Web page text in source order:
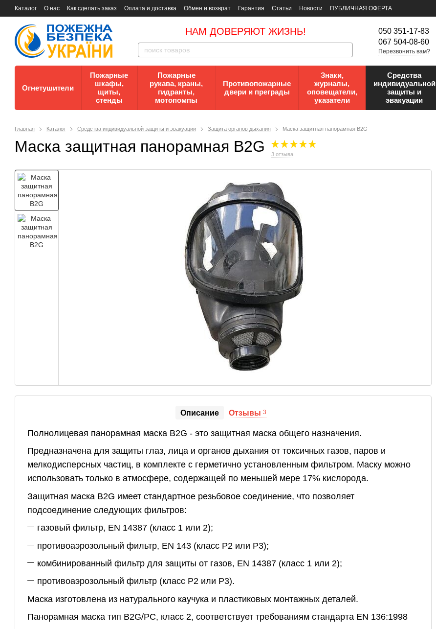
Каталог О нас Как сделать заказ Оплата и доставка Обмен и возврат Гарантия Статьи Новости
ПУБЛИЧНАЯ ОФЕРТА
Документы
Контакты Документы по пожарной безопасности
НАМ ДОВЕРЯЮТ ЖИЗНЬ!
050 351-17-83
067 504-08-60
Перезвонить вам?
Огнетушители
Пожарные
шкафы,
щиты,
стенды
Пожарные
рукава, краны,
гидранты,
мотопомпы
Противопожарные
двери и преграды
Знаки,
журналы,
оповещатели,
указатели
Средства
индивидуальной
защиты и
эвакуации
Главная Каталог Средства индивидуальной защиты и эвакуации Защита органов дыхания Маска защитная панорамная B2G
Маска защитная панорамная B2G 3 отзыва
Описание Отзывы 3
Полнолицевая панорамная маска B2G - это защитная маска общего назначения.
Предназначена для защиты глаз, лица и органов дыхания от токсичных газов, паров и
мелкодисперсных частиц, в комплекте с герметично установленным фильтром. Маску можно
использовать только в атмосфере, содержащей по меньшей мере 17% кислорода.
Защитная маска B2G имеет стандартное резьбовое соединение, что позволяет
подсоединение следующих фильтров:
газовый фильтр, EN 14387 (класс 1 или 2);
противоаэрозольный фильтр, EN 143 (класс P2 или P3);
комбинированный фильтр для защиты от газов, EN 14387 (класс 1 или 2);
противоаэрозольный фильтр (класс P2 или P3).
Маска изготовлена из натурального каучука и пластиковых монтажных деталей.
Панорамная маска тип B2G/PC, класс 2, соответствует требованиям стандарта EN 136:1998